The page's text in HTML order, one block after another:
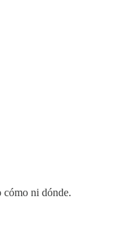
cómo ni dónde.